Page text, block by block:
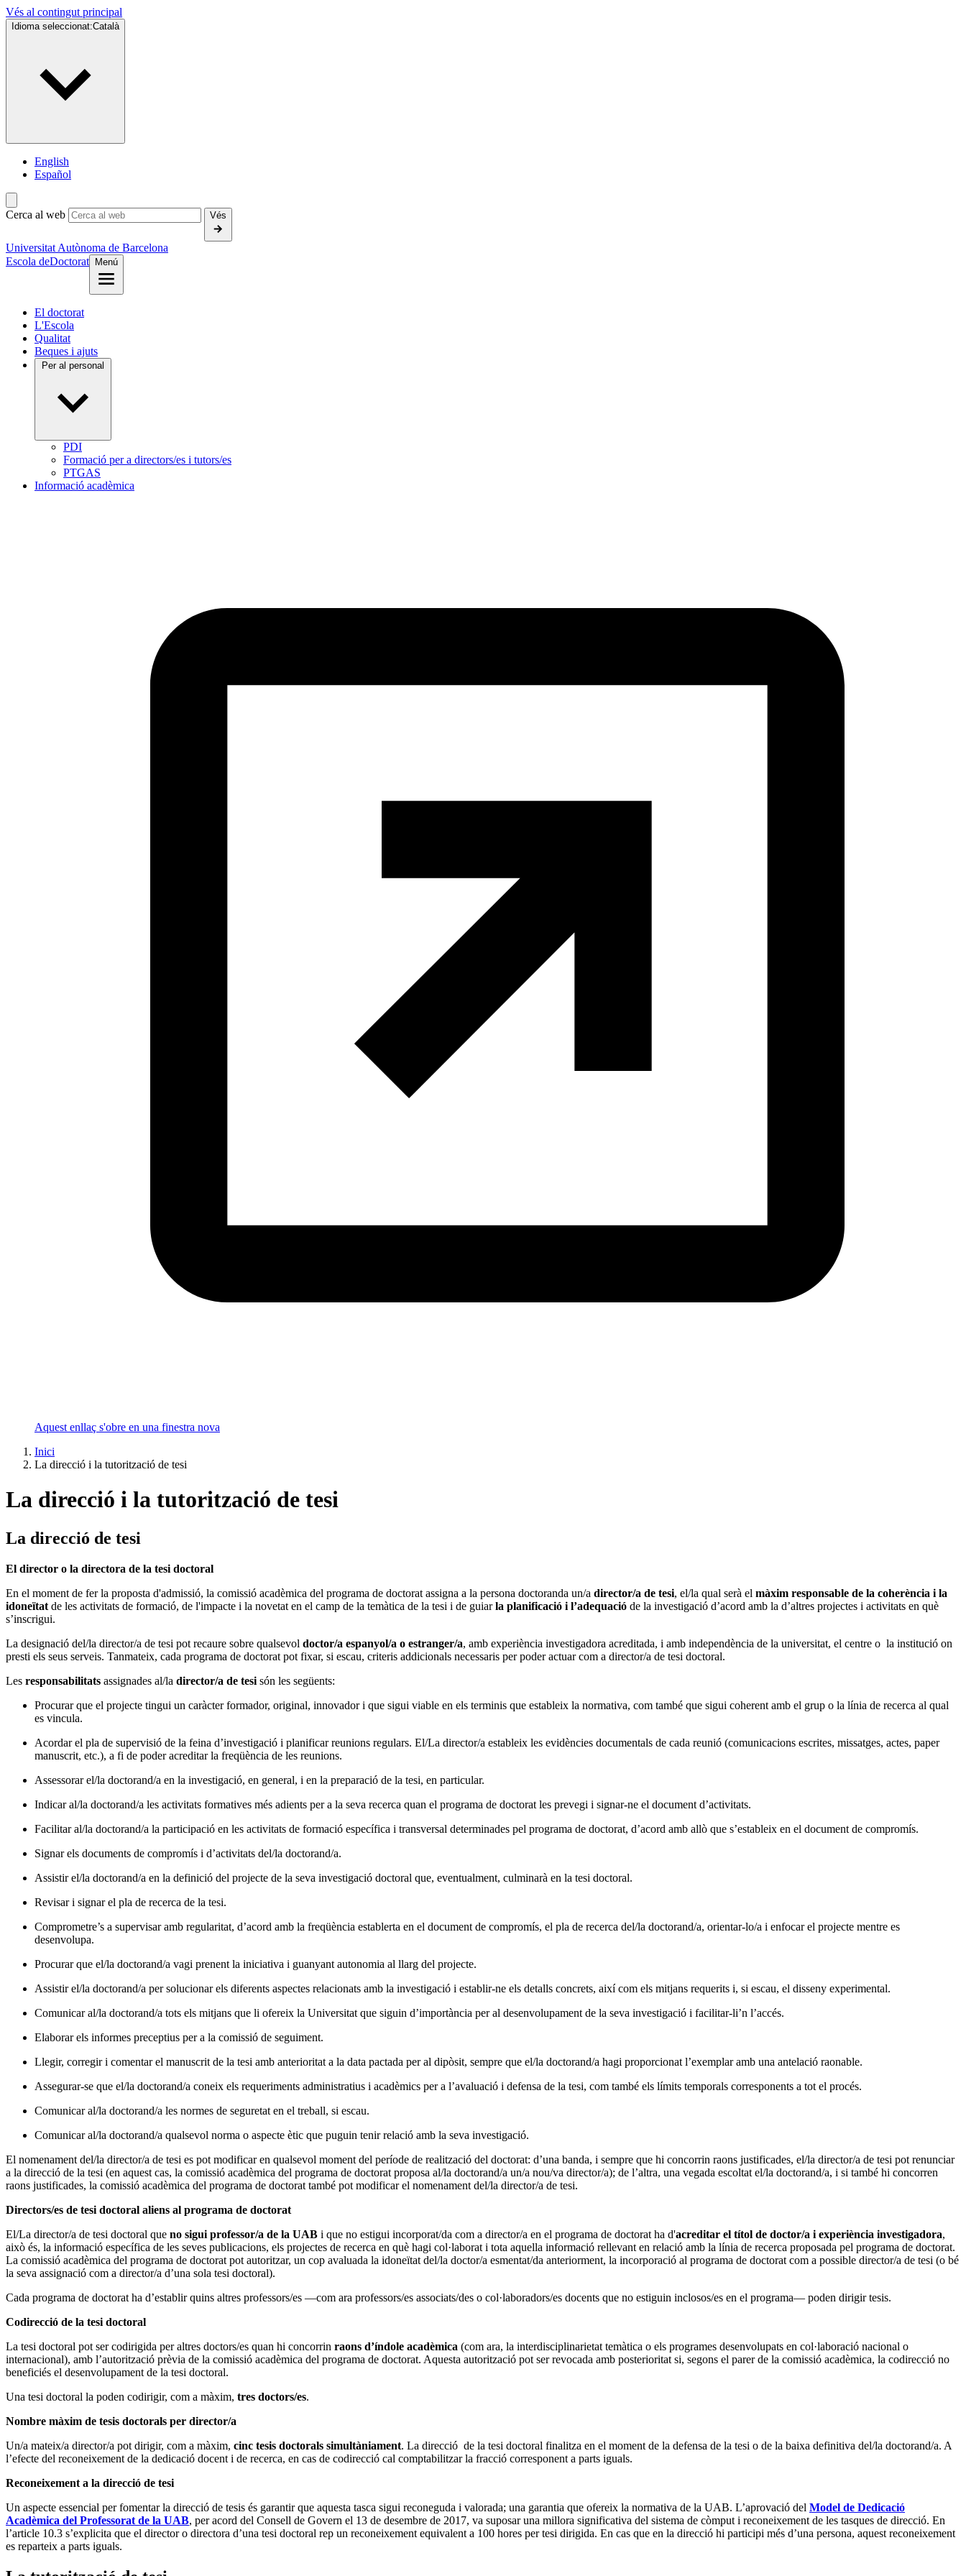
Vés al contingut principal
Idioma seleccionat:Català
English
Español
Cerca al web Vés
Universitat Autònoma de Barcelona
Escola deDoctorat Menú
El doctorat
L'Escola
Qualitat
Beques i ajuts
Per al personal
PDI
Formació per a directors/es i tutors/es
PTGAS
Informació acadèmica
Aquest enllaç s'obre en una finestra nova
Inici
La direcció i la tutorització de tesi
La direcció i la tutorització de tesi
La direcció de tesi
El director o la directora de la tesi doctoral
En el moment de fer la proposta d'admissió, la comissió acadèmica del programa de doctorat assigna a la persona doctoranda un/a director/a de tesi, el/la qual serà el màxim responsable de la coherència i la
idoneïtat de les activitats de formació, de l'impacte i la novetat en el camp de la temàtica de la tesi i de guiarla planificació i l’adequació de la investigació d’acord amb la d’altres projectes i activitats en què
s’inscrigui.
La designació del/la director/a de tesi pot recaure sobre qualsevol doctor/a espanyol/a o estranger/a, amb experiència investigadora acreditada, i amb independència de la universitat, el centre o la institució on
presti els seus serveis. Tanmateix, cada programa de doctorat pot fixar, si escau, criteris addicionals necessaris per poder actuar com a director/a de tesi doctoral.
Les responsabilitats assignades al/la director/a de tesi són les següents:
Procurar que el projecte tingui un caràcter formador, original, innovador i que sigui viable en els terminis que estableix la normativa, com també que sigui coherent amb el grup o la línia de recerca al qual
es vincula.
Acordar el pla de supervisió de la feina d’investigació i planificar reunions regulars. El/La director/a estableix les evidències documentals de cada reunió (comunicacions escrites, missatges, actes, paper
manuscrit, etc.), a fi de poder acreditar la freqüència de les reunions.
Assessorar el/la doctorand/a en la investigació, en general, i en la preparació de la tesi, en particular.
Indicar al/la doctorand/a les activitats formatives més adients per a la seva recerca quan el programa de doctorat les prevegi i signar-ne el document d’activitats.
Facilitar al/la doctorand/a la participació en les activitats de formació específica i transversal determinades pel programa de doctorat, d’acord amb allò que s’estableix en el document de compromís.
Signar els documents de compromís i d’activitats del/la doctorand/a.
Assistir el/la doctorand/a en la definició del projecte de la seva investigació doctoral que, eventualment, culminarà en la tesi doctoral.
Revisar i signar el pla de recerca de la tesi.
Comprometre’s a supervisar amb regularitat, d’acord amb la freqüència establerta en el document de compromís, el pla de recerca del/la doctorand/a, orientar-lo/a i enfocar el projecte mentre es
desenvolupa.
Procurar que el/la doctorand/a vagi prenent la iniciativa i guanyant autonomia al llarg del projecte.
Assistir el/la doctorand/a per solucionar els diferents aspectes relacionats amb la investigació i establir-ne els detalls concrets, així com els mitjans requerits i, si escau, el disseny experimental.
Comunicar al/la doctorand/a tots els mitjans que li ofereix la Universitat que siguin d’importància per al desenvolupament de la seva investigació i facilitar-li’n l’accés.
Elaborar els informes preceptius per a la comissió de seguiment.
Llegir, corregir i comentar el manuscrit de la tesi amb anterioritat a la data pactada per al dipòsit, sempre que el/la doctorand/a hagi proporcionat l’exemplar amb una antelació raonable.
Assegurar-se que el/la doctorand/a coneix els requeriments administratius i acadèmics per a l’avaluació i defensa de la tesi, com també els límits temporals corresponents a tot el procés.
Comunicar al/la doctorand/a les normes de seguretat en el treball, si escau.
Comunicar al/la doctorand/a qualsevol norma o aspecte ètic que puguin tenir relació amb la seva investigació.
El nomenament del/la director/a de tesi es pot modificar en qualsevol moment del període de realització del doctorat: d’una banda, i sempre que hi concorrin raons justificades, el/la director/a de tesi pot renunciar
a la direcció de la tesi (en aquest cas, la comissió acadèmica del programa de doctorat proposa al/la doctorand/a un/a nou/va director/a); de l’altra, una vegada escoltat el/la doctorand/a, i si també hi concorren
raons justificades, la comissió acadèmica del programa de doctorat també pot modificar el nomenament del/la director/a de tesi.
Directors/es de tesi doctoral aliens al programa de doctorat
El/La director/a de tesi doctoral que no sigui professor/a de la UAB i que no estigui incorporat/da com a director/a en el programa de doctorat ha d'acreditar el títol de doctor/a i experiència investigadora,
això és, la informació específica de les seves publicacions, els projectes de recerca en què hagi col·laborat i tota aquella informació rellevant en relació amb la línia de recerca proposada pel programa de doctorat.
La comissió acadèmica del programa de doctorat pot autoritzar, un cop avaluada la idoneïtat del/la doctor/a esmentat/da anteriorment, la incorporació al programa de doctorat com a possible director/a de tesi (o bé
la seva assignació com a director/a d’una sola tesi doctoral).
Cada programa de doctorat ha d’establir quins altres professors/es —com ara professors/es associats/des o col·laboradors/es docents que no estiguin inclosos/es en el programa— poden dirigir tesis.
Codirecció de la tesi doctoral
La tesi doctoral pot ser codirigida per altres doctors/es quan hi concorrin raons d’índole acadèmica (com ara, la interdisciplinarietat temàtica o els programes desenvolupats en col·laboració nacional o
internacional), amb l’autorització prèvia de la comissió acadèmica del programa de doctorat. Aquesta autorització pot ser revocada amb posterioritat si, segons el parer de la comissió acadèmica, la codirecció no
beneficiés el desenvolupament de la tesi doctoral.
Una tesi doctoral la poden codirigir, com a màxim, tres doctors/es.
Nombre màxim de tesis doctorals per director/a
Un/a mateix/a director/a pot dirigir, com a màxim, cinc tesis doctorals simultàniament. La direcció de la tesi doctoral finalitza en el moment de la defensa de la tesi o de la baixa definitiva del/la doctorand/a. A
l’efecte del reconeixement de la dedicació docent i de recerca, en cas de codirecció cal comptabilitzar la fracció corresponent a parts iguals.
Reconeixement a la direcció de tesi
Un aspecte essencial per fomentar la direcció de tesis és garantir que aquesta tasca sigui reconeguda i valorada; una garantia que ofereix la normativa de la UAB. L’aprovació del Model de Dedicació
Acadèmica del Professorat de la UAB, per acord del Consell de Govern el 13 de desembre de 2017, va suposar una millora significativa del sistema de còmput i reconeixement de les tasques de direcció. En
l’article 10.3 s’explicita que el director o directora d’una tesi doctoral rep un reconeixement equivalent a 100 hores per tesi dirigida. En cas que en la direcció hi participi més d’una persona, aquest reconeixement
es reparteix a parts iguals.